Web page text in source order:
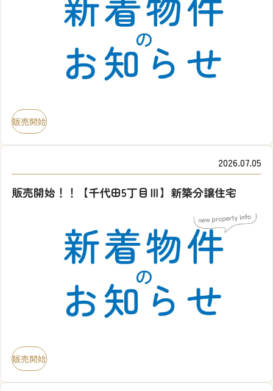
販売開始
2026.07.05
販売開始！！【千代田5丁目Ⅲ】新築分譲住宅
販売開始